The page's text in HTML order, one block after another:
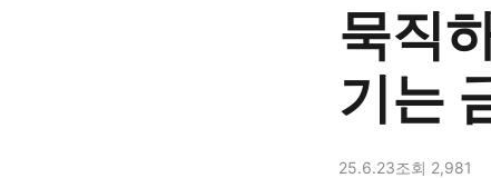
묵직
기는
25.6.23조회 2,981